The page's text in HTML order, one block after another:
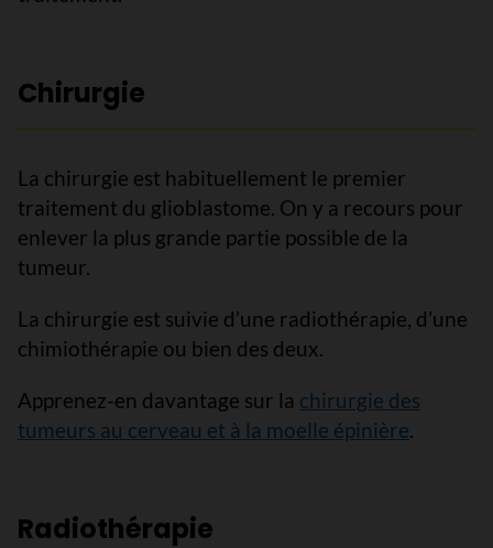
Chirurgie
La chirurgie est habituellement le premier
traitement du glioblastome. On y a recours pour
enlever la plus grande partie possible de la
tumeur.
La chirurgie est suivie d’une radiothérapie, d’une
chimiothérapie ou bien des deux.
Apprenez-en davantage sur la chirurgie des
tumeurs au cerveau et à la moelle épinière.
Radiothérapie